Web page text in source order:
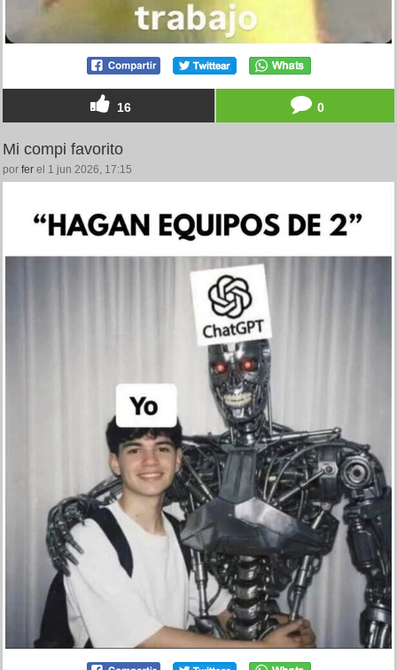
16 0
Mi compi favorito
por fer el 1 jun 2026, 17:15